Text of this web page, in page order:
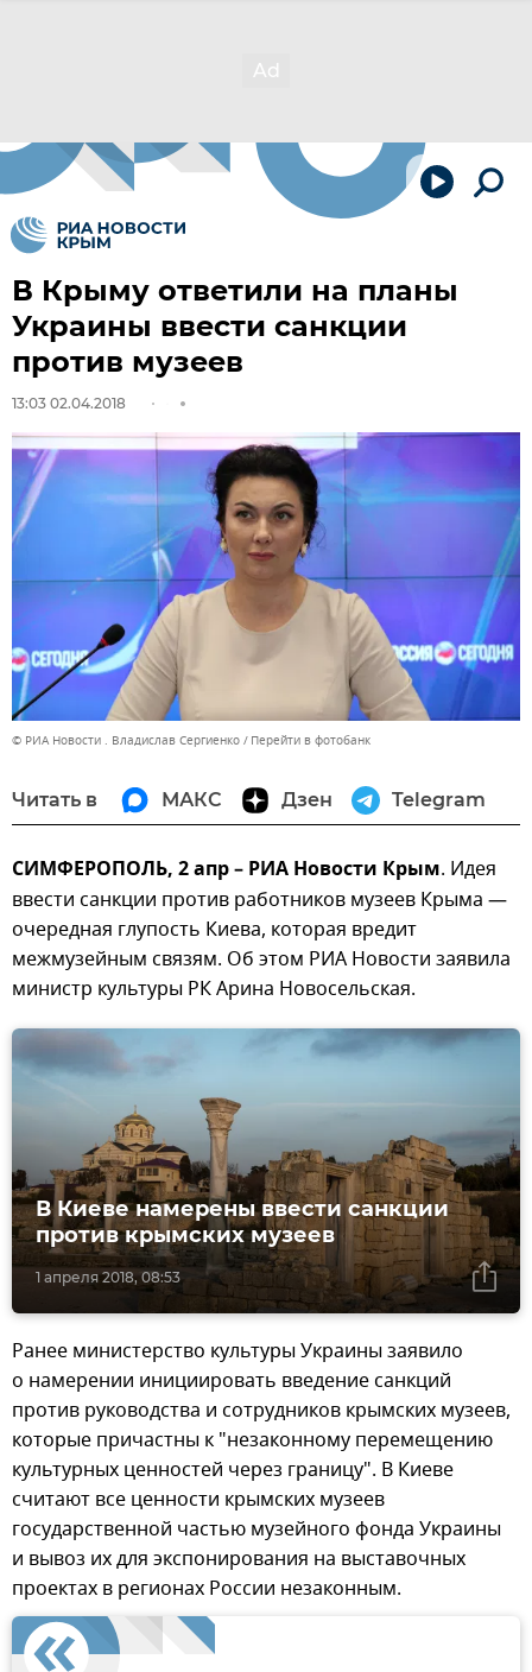
В Крыму ответили на планы
Украины ввести санкции
против музеев
13:03 02.04.2018
© РИА Новости . Владислав Сергиенко Перейти в фотобанк
Читать в МАКС Дзен Telegram
СИМФЕРОПОЛЬ, 2 апр – РИА Новости Крым. Идея
ввести санкции против работников музеев Крыма —
очередная глупость Киева, которая вредит
межмузейным связям. Об этом РИА Новости заявила
министр культуры РК Арина Новосельская.
1 апреля 2018, 08:53
В Киеве намерены ввести санкции
против крымских музеев
Ранее министерство культуры Украины заявило
о намерении инициировать введение санкций
против руководства и сотрудников крымских музеев,
которые причастны к "незаконному перемещению
культурных ценностей через границу". В Киеве
считают все ценности крымских музеев
государственной частью музейного фонда Украины
и вывоз их для экспонирования на выставочных
проектах в регионах России незаконным.